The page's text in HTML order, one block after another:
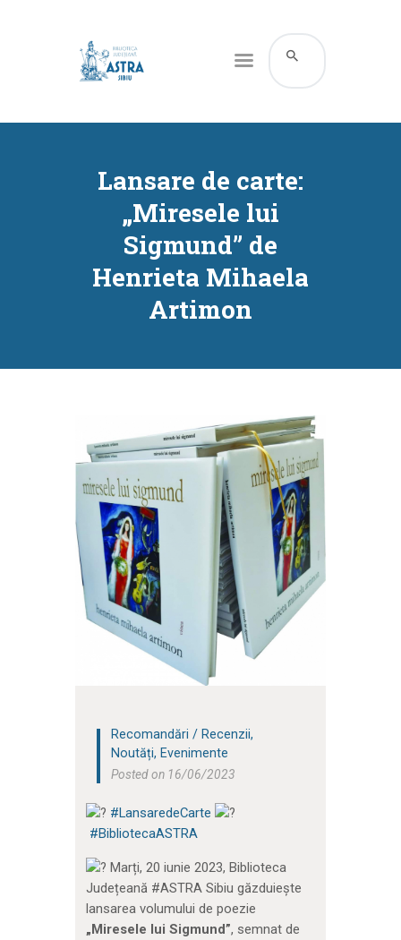
Lansare de carte:
„Miresele lui
Sigmund” de
Henrieta Mihaela
Artimon
CATALOG ONLINE
RESURSE
SERVICII
INFORMAȚII UTILE
BLOG
CONTACT
Recomandări / Recenzii,
Noutăți, Evenimente
Posted on 16/06/2023
#LansaredeCarte
#BibliotecaASTRA
Marți, 20 iunie 2023, Biblioteca
Județeană #ASTRA Sibiu găzduiește
lansarea volumului de poezie
„Miresele lui Sigmund”, semnat de